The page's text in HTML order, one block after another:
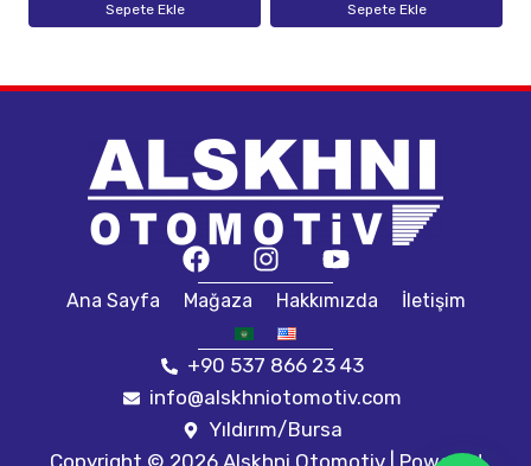
Sepete Ekle Sepete Ekle
Ana Sayfa Mağaza Hakkımızda İletişim
+90 537 866 23 43
info@alskhniotomotiv.com
Yıldırım/Bursa
Copyright © 2026 Alskhni Otomotiv | Powered